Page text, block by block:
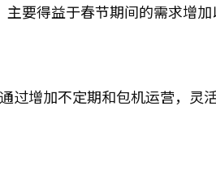
要得益于春节期间的需求增
过增加不定期和包机运营，灵